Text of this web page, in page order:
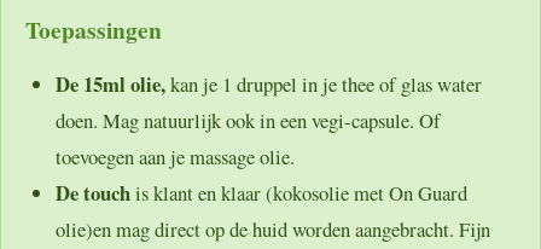
Toepassingen
De 15ml olie,kan je 1 druppel in je thee of glas water
doen. Mag natuurlijk ook in een vegi-capsule. Of
toevoegen aan je massage olie.
De touchis klant en klaar (kokosolie met On Guard
olie)en mag direct op de huid worden aangebracht. Fijn